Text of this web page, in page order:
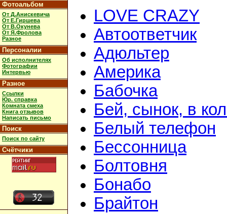
Фотоальбом
От Д.Анискевича
От Е.Гиршева
От В.Окунева
От Я.Фролова
Разное
Персоналии
Об исполнителях
Фотографии
Интервью
Разное
Ссылки
Юр. справка
Комната смеха
Книга отзывов
Написать письмо
Поиск
Поиск по сайту
Счётчики
LOVE CRAZY
Автоответчик
Адюльтер
Америка
Бабочка
Бей, сынок, в
Белый телефон
Бессонница
Болтовня
Бонабо
Брайтон